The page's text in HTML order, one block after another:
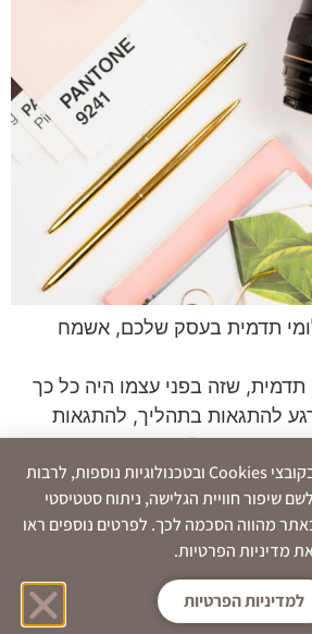
תדמית בעסק שלכם, אשמח
תדמית, שזה בפני עצמו היה כל כך
להתגאות בתהליך, להתגאות
בעצמאות, ולהנות מהעובדה שתוך 5 חודשים בתור
בו אני משקיעה גם בצילומי
ופשוט מדהימים.
ממני מהחוויה שהייתה לי (:
באתר זה נעשה שימוש בקובצי Cookies ובטכנולוגיות נוספות, לרבות
שיפור חוויית הגלישה, ניתוח סטטיסטי
מהווה הסכמה לכך. לפרטים נוספים ראו
מדיניות הפרטיות.
למדיניות הפרטיות